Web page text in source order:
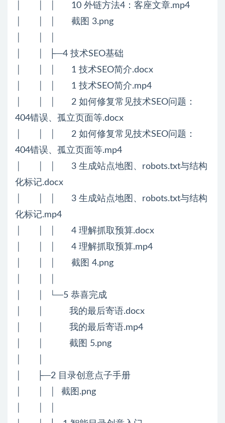
│ │ │ 10 外链方法4：客座文章.mp4
│ │ │ 截图 3.png
│ │ ├─4 技术SEO基础
│ │ │ 1 技术SEO简介.docx
│ │ │ 1 技术SEO简介.mp4
│ │ │ 2 如何修复常见技术SEO问题：
404错误、孤立页面等.docx
│ │ │ 2 如何修复常见技术SEO问题：
404错误、孤立页面等.mp4
│ │ │ 3 生成站点地图、robots.txt与结构
化标记.docx
│ │ │ 3 生成站点地图、robots.txt与结构
化标记.mp4
│ │ │ 4 理解抓取预算.docx
│ │ │ 4 理解抓取预算.mp4
│ │ │ 截图 4.png
│ │ └─5 恭喜完成
│ │ 我的最后寄语.docx
│ │ 我的最后寄语.mp4
│ │ 截图 5.png
│ ├─2 目录创意点子手册
│ │ │ 截图.png